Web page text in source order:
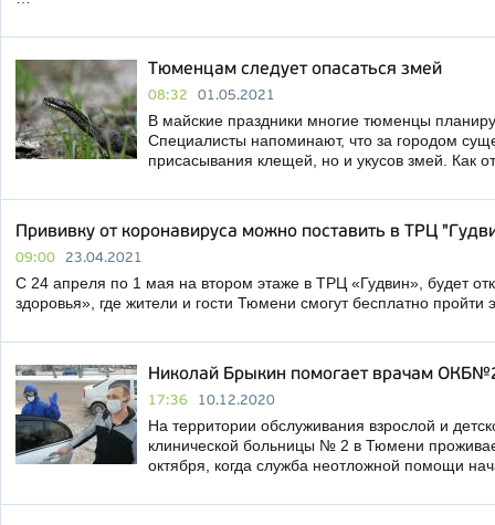
Тюменцам следует опасаться змей
08:32 01.05.2021
В майские праздники многие тюменцы
Специалисты напоминают, что за городом
присасывания клещей, но и укусов змей. Как
Прививку от коронавируса можно поставить в ТРЦ
09:00 23.04.2021
С 24 апреля по 1 мая на втором этаже в ТРЦ «Гудвин», будет
здоровья», где жители и гости Тюмени смогут бесплатно
Николай Брыкин помогает врачам
17:36 10.12.2020
На территории обслуживания взрослой и
клинической больницы № 2 в Тюмени
октября, когда служба неотложной помощи